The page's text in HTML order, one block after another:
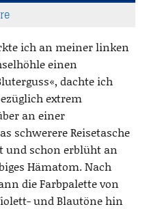
ich an meiner linken
einen
dachte ich
extrem
an einer
schwerere Reisetasche
und schon erblüht an
Hämatom. Nach
die Farbpalette von
und Blautöne hin